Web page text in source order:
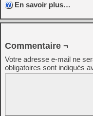
En savoir plus…
Commentaire ¬
Votre adresse e-mail ne
obligatoires sont indiqués